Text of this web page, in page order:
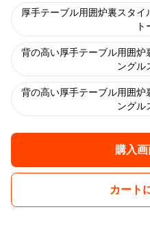
厚手テーブル用囲炉裏スタ
ト
背の高い厚手テーブル用囲
ングル
背の高い厚手テーブル用囲
ングル
購入
カート